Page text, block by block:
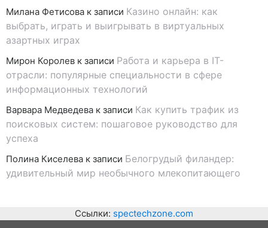
Милана Фетисова к записи Казино онлайн: как
выбрать, играть и выигрывать в виртуальных
азартных играх
Мирон Королев к записи Работа и карьера в IT-
отрасли: популярные специальности в сфере
информационных технологий
Варвара Медведева к записи Как купить трафик из
поисковых систем: пошаговое руководство для
успеха
Полина Киселева к записи Белогрудый филандер:
удивительный мир необычного млекопитающего
Ссылки: spectechzone.com